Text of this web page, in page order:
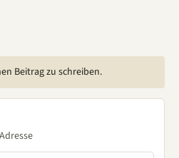
Beitrag zu schreiben.